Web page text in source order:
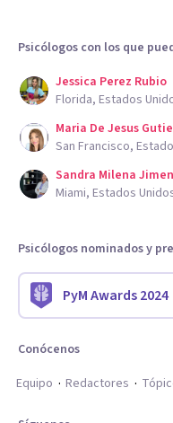
Psicólogos con los que
Jessica Perez Rubio
Florida, Estados
Maria De Jesus
San Francisco,
Sandra Milena
Miami, Estados
Psicólogos nominados y
PyM Awards 2024
Conócenos
Equipo
Redactores